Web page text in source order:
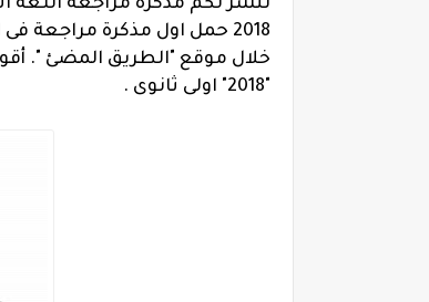
ننشر لكم مذكرة مراجعة اللغة
2018
خلال موقع "الطريق المضئ ".
"2018" اولى ثانوى .